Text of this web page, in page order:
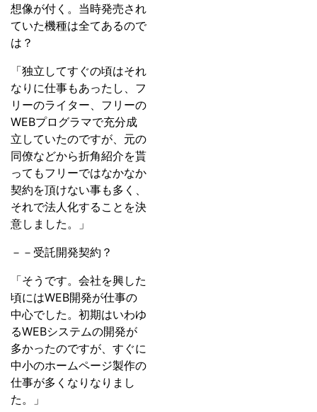
想像が付く。当時発売され
ていた機種は全てあるので
は？
「独立してすぐの頃はそれ
なりに仕事もあったし、フ
リーのライター、フリーの
WEBプログラマで充分成
立していたのですが、元の
同僚などから折角紹介を貰
ってもフリーではなかなか
契約を頂けない事も多く、
それで法人化することを決
意しました。」
－－受託開発契約？
「そうです。会社を興した
頃にはWEB開発が仕事の
中心でした。初期はいわゆ
るWEBシステムの開発が
多かったのですが、すぐに
中小のホームページ製作の
仕事が多くなりなりまし
た。」